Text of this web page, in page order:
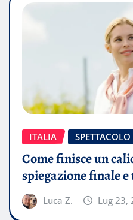
ITALIA SPETTACOLO
Come finisce un
spiegazione finale
Luca Z. Lug 23,